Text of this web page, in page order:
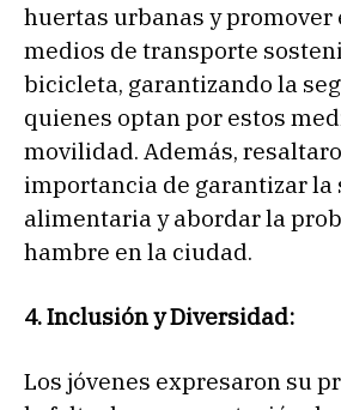
huertas urbanas y promover
medios de transporte
bicicleta, garantizando la
quienes optan por estos
movilidad. Además,
importancia de garantizar la
alimentaria y abordar la
hambre en la ciudad.
4. Inclusión y Diversidad:
Los jóvenes expresaron su